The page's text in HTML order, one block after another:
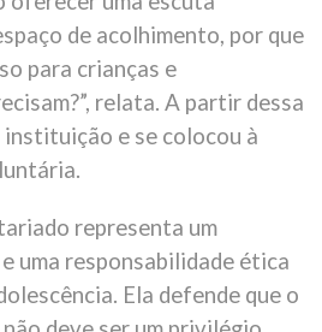
de acolhimento, por que
para crianças e
relata. A partir dessa
e se colocou à
representa um
uma responsabilidade ética
Ela defende que o